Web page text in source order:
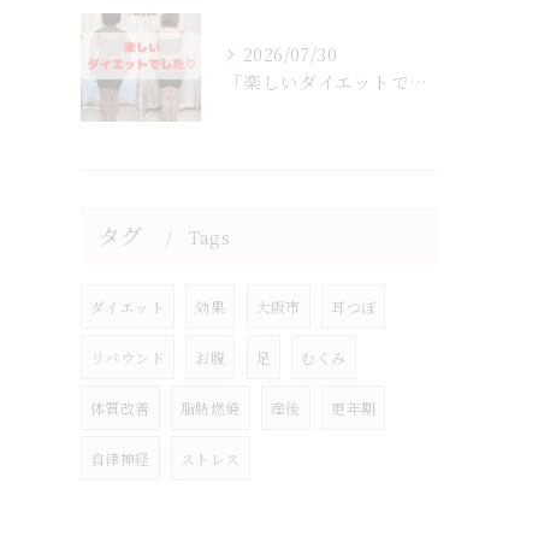
2026/07/30
「楽しいダイエットでした♡」
タグ Tags
ダイエット 効果 大阪市 耳つぼ
リバウンド お腹 足 むくみ
体質改善 脂肪燃焼 産後 更年期
自律神経 ストレス